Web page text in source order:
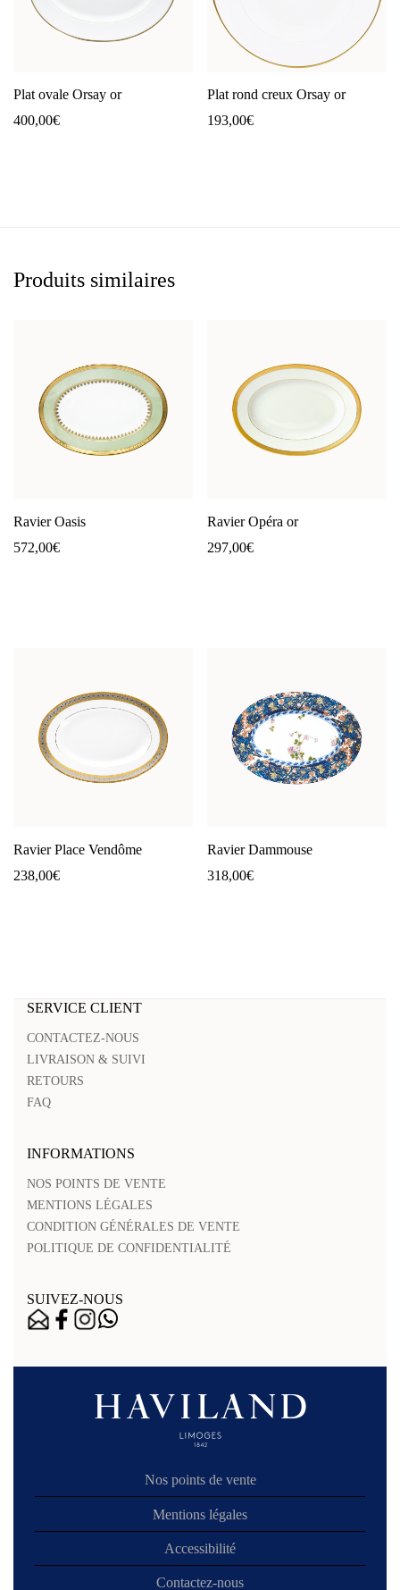
Plat ovale Orsay or
400,00€
Plat rond creux Orsay or
193,00€
Produits similaires
Ravier Oasis
572,00€
Ravier Opéra or
297,00€
Ravier Place Vendôme
238,00€
Ravier Dammouse
318,00€
SERVICE CLIENT
CONTACTEZ-NOUS
LIVRAISON & SUIVI
RETOURS
FAQ
INFORMATIONS
NOS POINTS DE VENTE
MENTIONS LÉGALES
CONDITION GÉNÉRALES DE VENTE
POLITIQUE DE CONFIDENTIALITÉ
SUIVEZ-NOUS
Nos points de vente
Mentions légales
Accessibilité
Contactez-nous